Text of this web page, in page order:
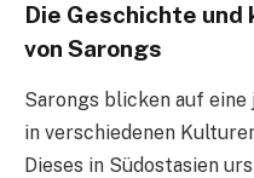
Die Geschichte
von Sarongs
Sarongs blicken auf
in verschiedenen
Dieses in Südostasien